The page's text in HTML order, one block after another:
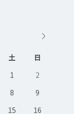
土
日
1
2
8
9
15
16